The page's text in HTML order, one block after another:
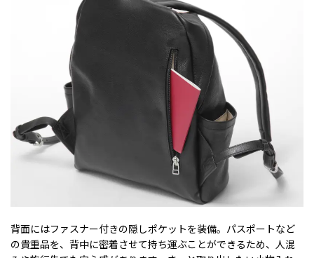
背面にはファスナー付きの隠しポケットを装備。パスポートなど
の貴重品を、背中に密着させて持ち運ぶことができるため、人混